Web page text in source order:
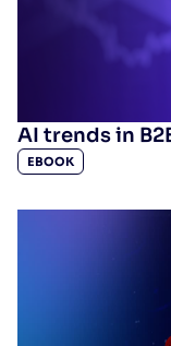
AI trends in
EBOOK